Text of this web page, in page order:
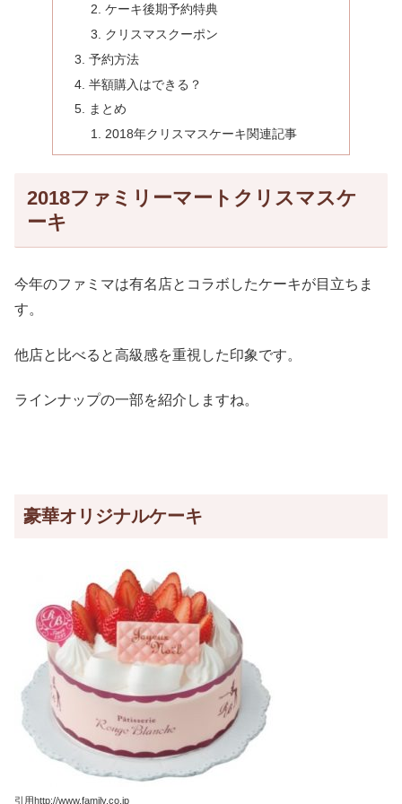
ケーキ後期予約特典
クリスマスクーポン
予約方法
半額購入はできる？
まとめ
2018年クリスマスケーキ関連記事
2018ファミリーマートクリスマスケ
ーキ
今年のファミマは有名店とコラボしたケーキが目立ちま
す。
他店と比べると高級感を重視した印象です。
ラインナップの一部を紹介しますね。
豪華オリジナルケーキ
引用http://www.family.co.jp